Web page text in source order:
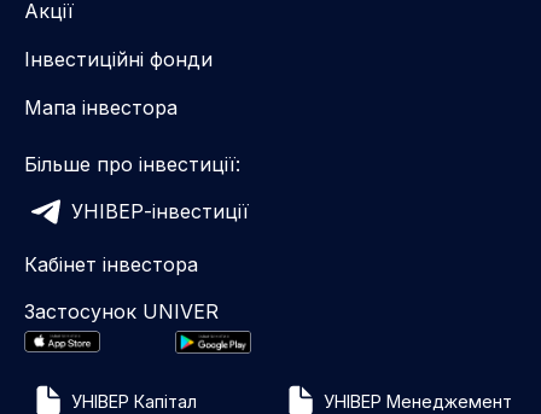
Акції
Інвестиційні фонди
Мапа інвестора
Більше про інвестиції:
УНІВЕР-інвестиції
Кабінет інвестора
Застосунок UNIVER
УНІВЕР Капітал
УНІВЕР Менеджемент